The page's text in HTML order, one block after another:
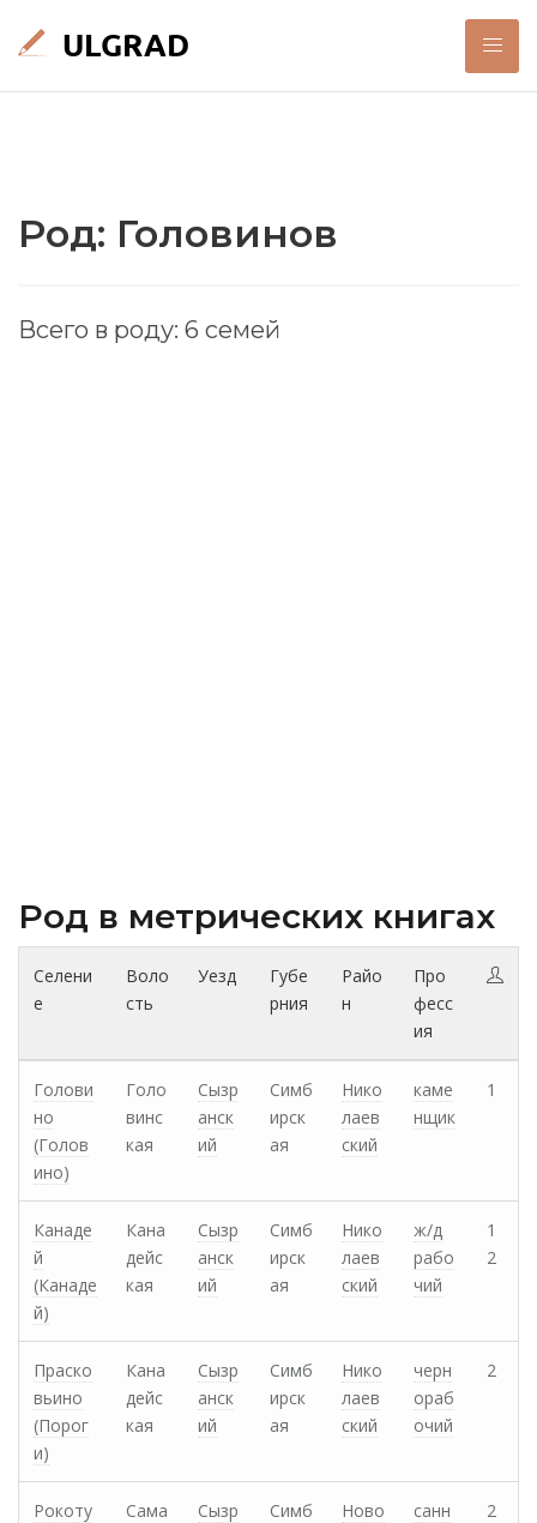
Род: Головинов
Всего в роду: 6 семей
Род в метрических книгах
Селени
е
Воло
сть
Уезд
Губе
рния
Райо
н
Про
фесс
ия
Голови
но
(Голов
ино)
Голо
винс
кая
Сызр
анск
ий
Симб
ирск
ая
Нико
лаев
ский
каме
нщик
1
Канаде
й
(Канаде
й)
Кана
дейс
кая
Сызр
анск
ий
Симб
ирск
ая
Нико
лаев
ский
ж/д
рабо
чий
1
2
Праско
вьино
(Порог
и)
Кана
дейс
кая
Сызр
анск
ий
Симб
ирск
ая
Нико
лаев
ский
черн
ораб
очий
2
Рокоту
Сама
Сызр
Симб
Ново
санн
2